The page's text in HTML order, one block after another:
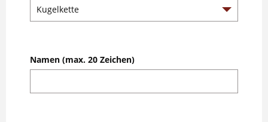
Namen (max. 20 Zeichen)